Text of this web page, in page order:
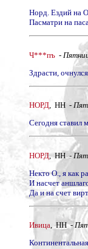
Норд. Ездий на
Пасматри на
Ч***пъ -
Здрасти,
НОРД, НН -
Сегодня ставил
НОРД, НН -
Некто О., я как
И насчет
Да и на счет
Ивица, НН -